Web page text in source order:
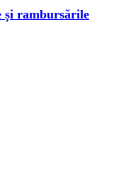
rambursările